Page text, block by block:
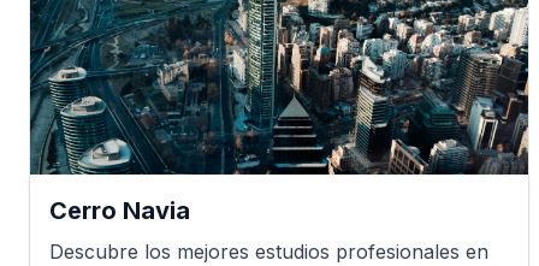
Cerro Navia
Descubre los mejores estudios profesionales en